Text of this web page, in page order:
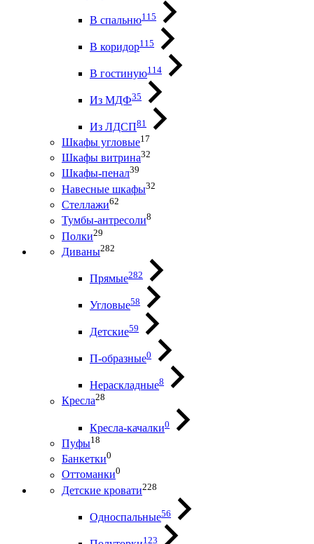
В спальню115
В коридор115
В гостиную114
Из МДФ35
Из ЛДСП81
Шкафы угловые17
Шкафы витрина32
Шкафы-пенал39
Навесные шкафы32
Стеллажи62
Тумбы-антресоли8
Полки29
Диваны282
Прямые282
Угловые58
Детские59
П-образные0
Нераскладные8
Кресла28
Кресла-качалки0
Пуфы18
Банкетки0
Оттоманки0
Детские кровати228
Односпальные56
123